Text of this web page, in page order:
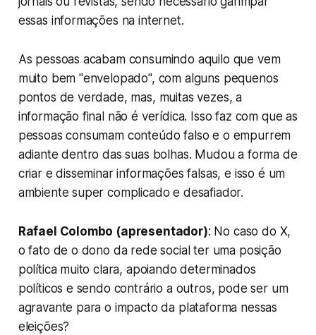
essas informações na internet.
As pessoas acabam consumindo aquilo que vem
muito bem "envelopado", com alguns pequenos
pontos de verdade, mas, muitas vezes, a
informação final não é verídica. Isso faz com que as
pessoas consumam conteúdo falso e o empurrem
adiante dentro das suas bolhas. Mudou a forma de
criar e disseminar informações falsas, e isso é um
ambiente super complicado e desafiador.
Rafael Colombo (apresentador): No caso do X,
o fato de o dono da rede social ter uma posição
política muito clara, apoiando determinados
políticos e sendo contrário a outros, pode ser um
agravante para o impacto da plataforma nessas
eleições?